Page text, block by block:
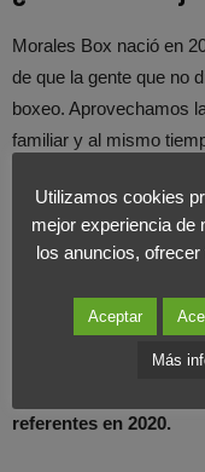
Morales Box nació en
de que la gente que no
boxeo. Aprovechamos
familiar y al mismo
barrio madrileño de
tal que tan sólo un
segundo centro en
franquicias y
crecimiento.Estamos
todas las capitales
referentes en 2020.
Utilizamos cookies
mejor experiencia de
los anuncios,
Aceptar
Más